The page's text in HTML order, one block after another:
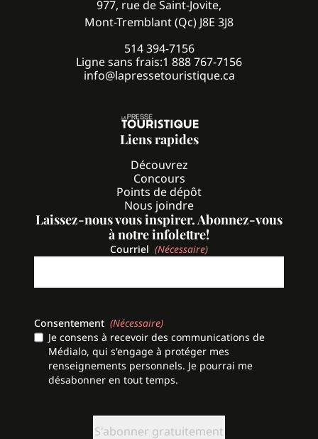
977, rue de Saint-Jovite,
Mont-Tremblant (Qc) J8E 3J8
514 394-7156
Ligne sans frais:1 888 767-7156
info@lapressetouristique.ca
Liens rapides
Découvrez
Concours
Points de dépôt
Nous joindre
Laissez-nous vous inspirer. Abonnez-vous
à notre infolettre!
Courriel (Nécessaire)
Consentement (Nécessaire)
Je consens à recevoir des communications de
Médialo, qui s'engage à protéger mes
renseignements personnels. Je pourrai me
désabonner en tout temps.